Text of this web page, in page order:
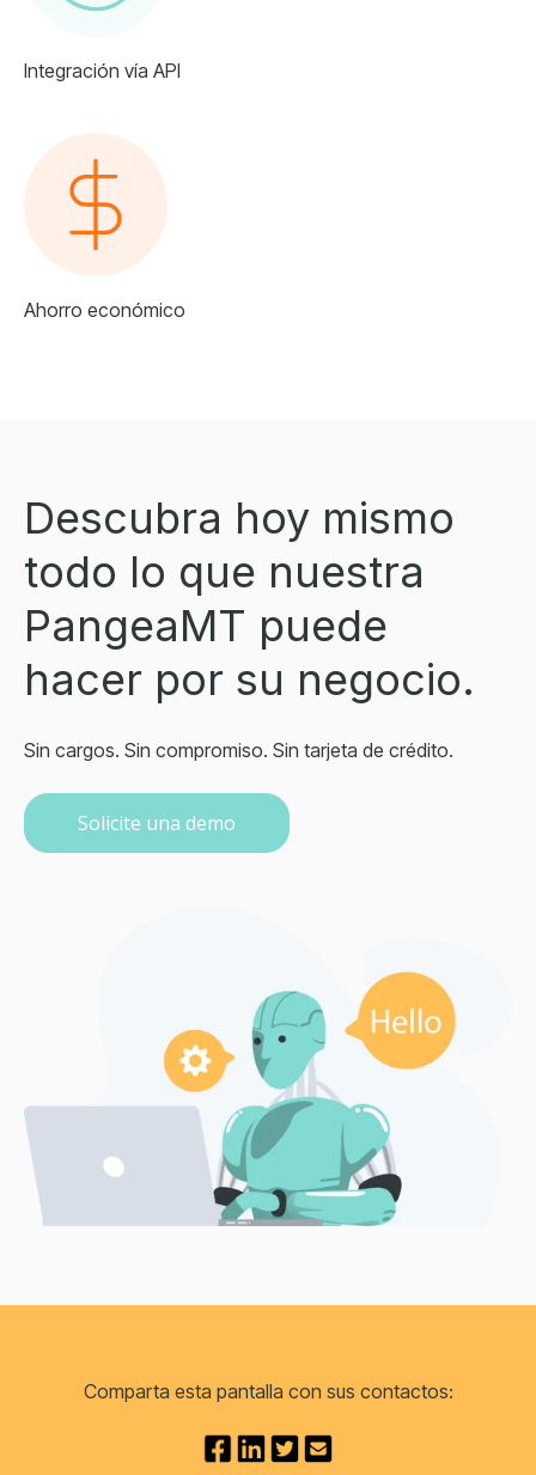
Integración vía API
Ahorro económico
Descubra hoy mismo
todo lo que nuestra
PangeaMT puede
hacer por su negocio.
Sin cargos. Sin compromiso. Sin tarjeta de crédito.
Solicite una demo
Comparta esta pantalla con sus contactos: